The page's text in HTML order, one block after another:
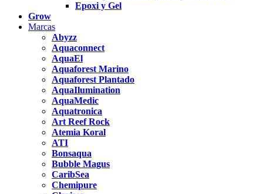
Epoxi y Gel
Grow
Marcas
Abyzz
Aquaconnect
AquaEl
Aquaforest Marino
Aquaforest Plantado
AquaIlumination
AquaMedic
Aquatronica
Art Reef Rock
Atemia Koral
ATI
Bonsaqua
Bubble Magus
CaribSea
Chemipure